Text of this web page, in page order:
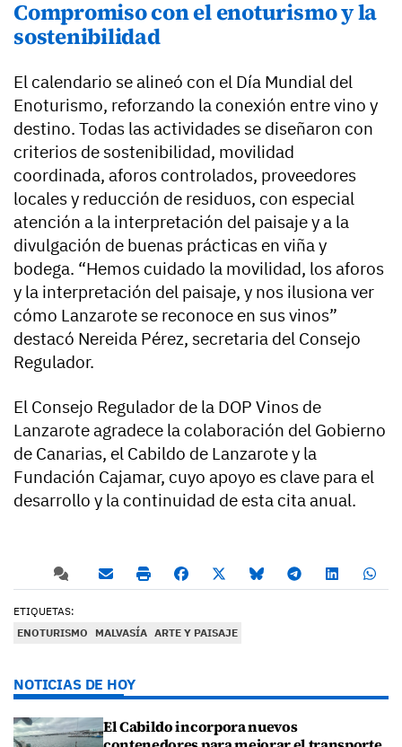
Compromiso con el enoturismo y la
sostenibilidad
El calendario se alineó con el Día Mundial del
Enoturismo, reforzando la conexión entre vino y
destino. Todas las actividades se diseñaron con
criterios de sostenibilidad, movilidad
coordinada, aforos controlados, proveedores
locales y reducción de residuos, con especial
atención a la interpretación del paisaje y a la
divulgación de buenas prácticas en viña y
bodega. “Hemos cuidado la movilidad, los aforos
y la interpretación del paisaje, y nos ilusiona ver
cómo Lanzarote se reconoce en sus vinos”
destacó Nereida Pérez, secretaria del Consejo
Regulador.
El Consejo Regulador de la DOP Vinos de
Lanzarote agradece la colaboración del Gobierno
de Canarias, el Cabildo de Lanzarote y la
Fundación Cajamar, cuyo apoyo es clave para el
desarrollo y la continuidad de esta cita anual.
ETIQUETAS:
ENOTURISMO
MALVASÍA ARTE Y PAISAJE
NOTICIAS DE HOY
El Cabildo incorpora nuevos